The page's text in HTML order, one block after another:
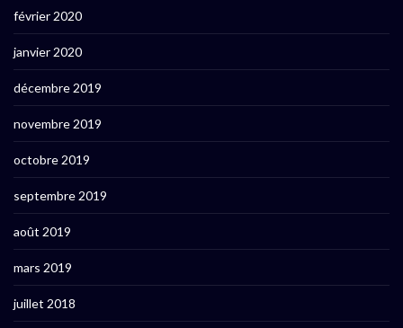
février 2020
janvier 2020
décembre 2019
novembre 2019
octobre 2019
septembre 2019
août 2019
mars 2019
juillet 2018